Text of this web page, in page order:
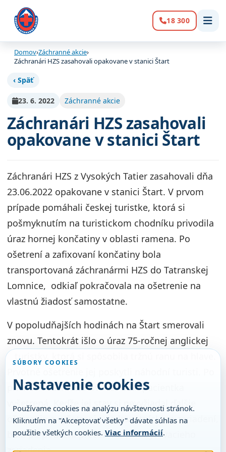
Volanie:
18 300
Domov›Záchranné akcie›
Záchranári HZS zasahovali opakovane v stanici Štart
‹ Späť
23. 6. 2022 Záchranné akcie
Záchranári HZS zasahovali
opakovane v stanici Štart
Záchranári HZS z Vysokých Tatier zasahovali dňa
23.06.2022 opakovane v stanici Štart. V prvom
prípade pomáhali českej turistke, ktorá si
pošmyknutím na turistickom chodníku privodila
úraz hornej končatiny v oblasti ramena. Po
ošetrení a zafixovaní končatiny bola
transportovaná záchranármi HZS do Tatranskej
Lomnice, odkiaľ pokračovala na ošetrenie na
vlastnú žiadosť samostatne.
V popoludňajších hodinách na Štart smerovali
znovu. Tentokrát išlo o úraz 75-ročnej anglickej
turistky, ktorá si spôsobila tržnú ranu na hlave.
príchode záchranárov HZS bola pacientka
vyšetrená. Keďže jej stav si nevyžiadal ďalšie
ošetrenie a vyšetrenie v zdravotníckom zariadení,
bola po poučení prevezená do ubytovacieho
SÚBORY COOKIES
Nastavenie cookies
Používame cookies na analýzu návštevnosti stránok.
Kliknutím na "Akceptovať všetky" dávate súhlas na
použitie všetkých cookies. Viac informácií.